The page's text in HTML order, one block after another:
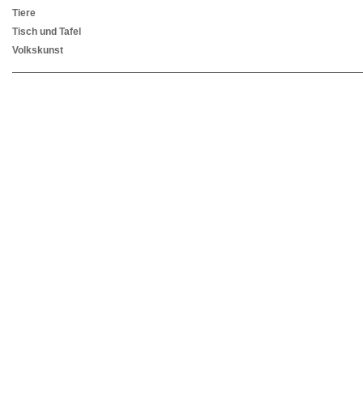
Tiere
Tisch und Tafel
Volkskunst